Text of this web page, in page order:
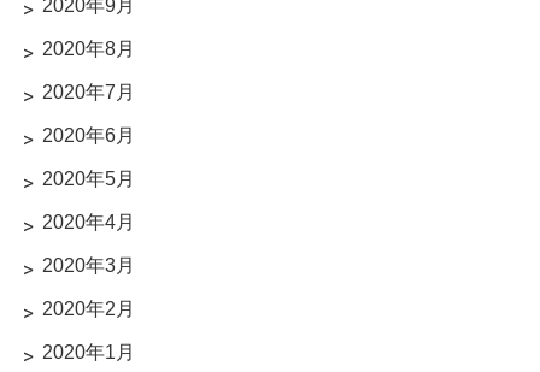
2020年9月
2020年8月
2020年7月
2020年6月
2020年5月
2020年4月
2020年3月
2020年2月
2020年1月